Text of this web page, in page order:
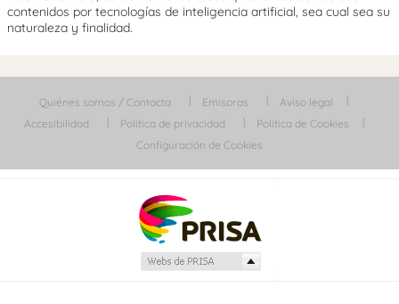
contenidos por tecnologías de inteligencia artificial, sea cual sea su
naturaleza y finalidad.
Quiénes somos / Contacta Emisoras
Aviso legal
Accesibilidad
Política de privacidad
Política de Cookies
Configuración de Cookies